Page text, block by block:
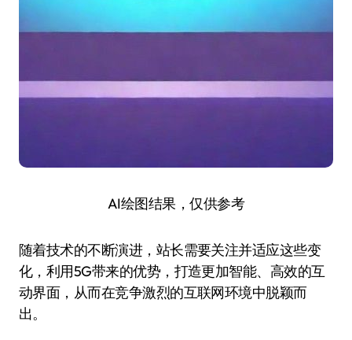
AI绘图结果，仅供参考
随着技术的不断演进，站长需要关注并适应这些变
化，利用5G带来的优势，打造更加智能、高效的互
动界面，从而在竞争激烈的互联网环境中脱颖而
出。